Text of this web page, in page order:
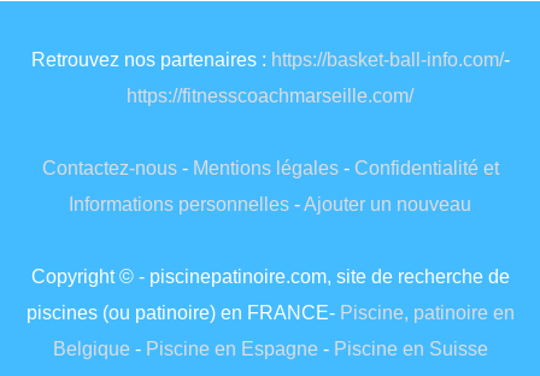
Retrouvez nos partenaires : https://basket-ball-info.com/-
https://fitnesscoachmarseille.com/
Contactez-nous- Mentions légales- Confidentialité et
Informations personnelles -Ajouter un nouveau
Copyright © - piscinepatinoire.com, site de recherche de
piscines (ou patinoire) en FRANCE- Piscine, patinoire en
Belgique- Piscine en Espagne- Piscine en Suisse